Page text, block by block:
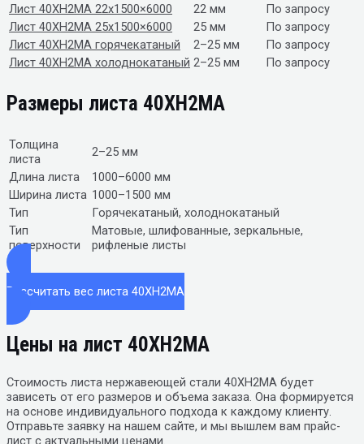
Лист 40ХН2МА 22х1500×6000
22 мм
По запросу
Лист 40ХН2МА 25х1500×6000
25 мм
По запросу
Лист 40ХН2МА горячекатаный
2–25 мм
По запросу
Лист 40ХН2МА холоднокатаный 2–25 мм По запросу
Размеры листа 40ХН2МА
Толщина
листа
2–25 мм
Длина листа
1000–6000 мм
Ширина листа 1000–1500 мм
Тип
Горячекатаный, холоднокатаный
Тип
поверхности
Матовые, шлифованные, зеркальные,
рифленые листы
Рассчитать вес листа 40ХН2МА
Цены на лист 40ХН2МА
Стоимость листа нержавеющей стали 40ХН2МА будет
зависеть от его размеров и объема заказа. Она формируется
на основе индивидуального подхода к каждому клиенту.
Отправьте заявку на нашем сайте, и мы вышлем вам прайс-